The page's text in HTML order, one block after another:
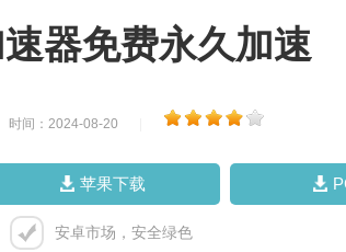
器免费永久加速
时间：2024-08-20
苹果下载
安卓市场，安全绿色